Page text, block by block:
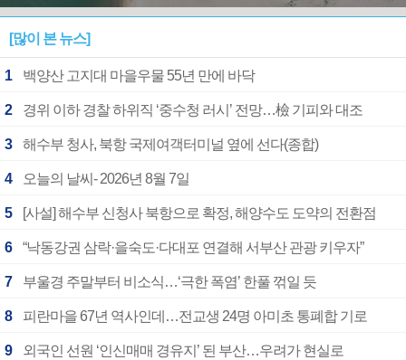
[많이 본 뉴스]
1 백양산 고지대 마을우물 55년 만에 바닥
2 경위 이하 경찰 하위직 ‘중수청 러시’ 전망…檢 기피와 대조
3 해수부 청사, 북항 국제여객터미널 옆에 선다(종합)
4 오늘의 날씨- 2026년 8월 7일
5 [사설] 해수부 신청사 북항으로 확정, 해양수도 도약의 전환점
6 “낙동강권 삼락·을숙도·다대포 연결해 서부산 관광 키우자”
7 부울경 주말부터 비소식…‘극한 폭염’ 한풀 꺾일 듯
8 피란마을 67년 역사인데…전교생 24명 아미초 통폐합 기로
9 외국인 선원 ‘인신매매 경유지’ 된 부산…우려가 현실로